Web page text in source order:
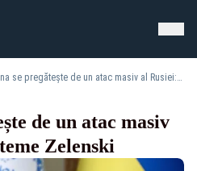
Ucraina se pregătește de un atac masiv al Rusiei: de ce se teme Zelenski
de un atac masiv
Zelenski